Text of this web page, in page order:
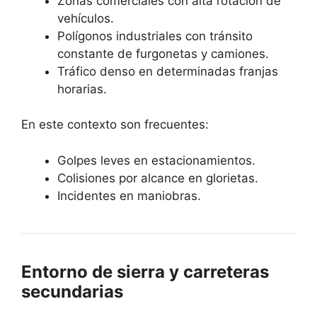
vehículos.
Polígonos industriales con tránsito
constante de furgonetas y camiones.
Tráfico denso en determinadas franjas
horarias.
En este contexto son frecuentes:
Golpes leves en estacionamientos.
Colisiones por alcance en glorietas.
Incidentes en maniobras.
Entorno de sierra y carreteras
secundarias